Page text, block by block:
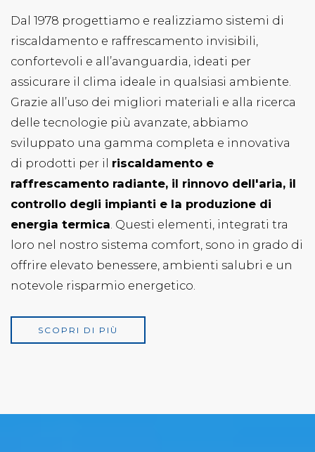
Dal 1978 progettiamo e realizziamo sistemi di
riscaldamento e raffrescamento invisibili,
confortevoli e all’avanguardia, ideati per
assicurare il clima ideale in qualsiasi ambiente.
Grazie all’uso dei migliori materiali e alla ricerca
delle tecnologie più avanzate, abbiamo
sviluppato una gamma completa e innovativa
di prodotti per il riscaldamento e
raffrescamento radiante, il rinnovo dell'aria, il
controllo degli impianti e la produzione di
energia termica. Questi elementi, integrati tra
loro nel nostro sistema comfort, sono in grado di
offrire elevato benessere, ambienti salubri e un
notevole risparmio energetico.
SCOPRI DI PIÙ